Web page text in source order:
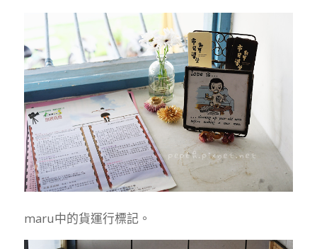
maru中的貨運行標記。